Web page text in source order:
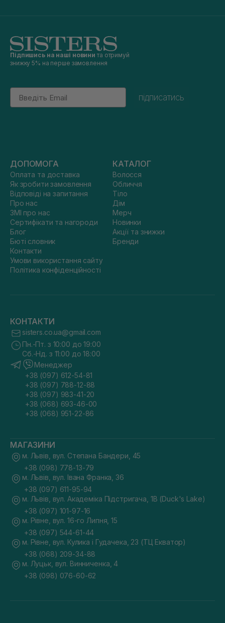
Підпишись на наші новини та отримуй
знижку 5% на перше замовлення
Email
підписатись
ДОПОМОГА
Оплата та доставка
Як зробити замовлення
Відповіді на запитання
Про нас
ЗМІ про нас
Сертифікати та нагороди
Блог
Бюті словник
Контакти
Умови використання сайту
Політика конфіденційності
КАТАЛОГ
Волосся
Обличчя
Тіло
Дім
Мерч
Новинки
Акції та знижки
Бренди
КОНТАКТИ
sisters.co.ua@gmail.com
Пн.-Пт. з 10:00 до 19:00
Сб.-Нд. з 11:00 до 18:00
Менеджер
+38 (097) 612-54-81
+38 (097) 788-12-88
+38 (097) 983-41-20
+38 (068) 693-46-00
+38 (068) 951-22-86
МАГАЗИНИ
м. Львів, вул. Степана Бандери, 45
+38 (098) 778-13-79
м. Львів, вул. Івана Франка, 36
+38 (097) 611-95-94
м. Львів, вул. Академіка Підстригача, 1В (Duck's Lake)
+38 (097) 101-97-16
м. Рівне, вул. 16-го Липня, 15
+38 (097) 544-61-44
м. Рівне, вул. Кулика і Гудачека, 23 (ТЦ Екватор)
+38 (068) 209-34-88
м. Луцьк, вул. Винниченка, 4
+38 (098) 076-60-62